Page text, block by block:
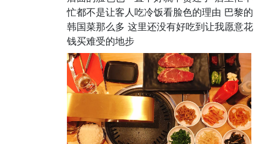
忙都不是让客人吃冷饭看脸色的理由 巴黎的
韩国菜那么多 这里还没有好吃到让我愿意花
钱买难受的地步